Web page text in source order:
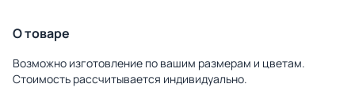
О товаре
Возможно изготовление по вашим размерам и цветам.
Стоимость рассчитывается индивидуально.